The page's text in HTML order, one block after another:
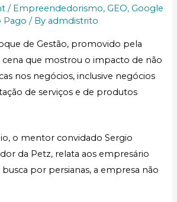
/ Empreendedorismo, GEO, Google
Pago / By admdistrito
de Gestão, promovido pela
cena que mostrou o impacto de não
nos negócios, inclusive negócios
de serviços e de produtos
o mentor convidado Sergio
da Petz, relata aos empresário
por persianas, a empresa não